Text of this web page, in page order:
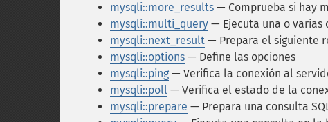
mysqli::more_results — Comprueba si hay
mysqli::multi_query — Ejecuta una o varias
mysqli::next_result — Prepara el siguiente
mysqli::options — Define las opciones
mysqli::ping — Verifica la conexión al
mysqli::poll — Verifica el estado de la
mysqli::prepare — Prepara una consulta